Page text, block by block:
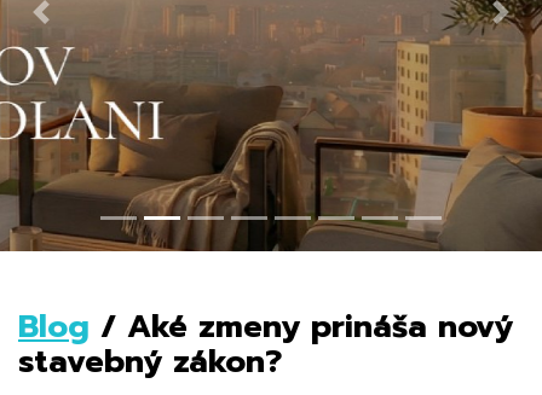
Previous
Blog / Aké zmeny prináša nový
stavebný zákon?